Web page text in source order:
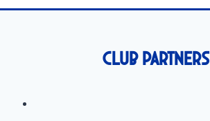
Club Partners